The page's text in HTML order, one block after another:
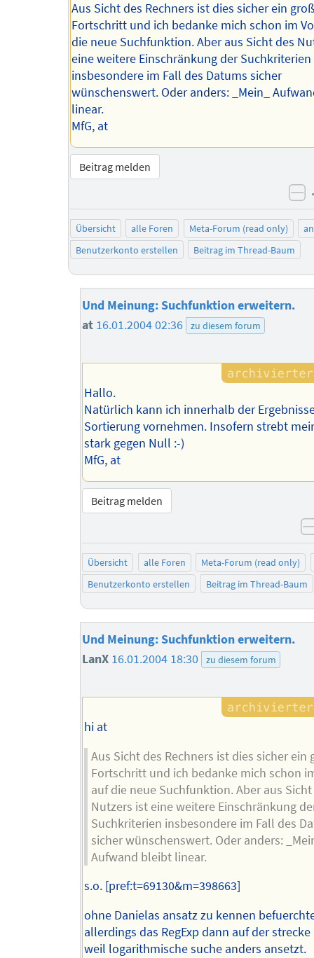
Aus Sicht des Rechners ist dies sicher ein
Fortschritt und ich bedanke mich schon im
die neue Suchfunktion. Aber aus Sicht des
eine weitere Einschränkung der Suchkriterien
insbesondere im Fall des Datums sicher
wünschenswert. Oder anders: _Mein_
linear.
MfG, at
Beitrag melden
Übersicht alle Foren Meta-Forum (read only)
Benutzerkonto erstellen
Beitrag im Thread-Baum
Und Meinung: Suchfunktion erweitern.
at 16.01.2004 02:36 zu diesem forum
Hallo.
Natürlich kann ich innerhalb der
Sortierung vornehmen. Insofern strebt
stark gegen Null :-)
MfG, at
Beitrag melden
Übersicht alle Foren
Meta-Forum (read only)
Benutzerkonto erstellen
Beitrag im Thread-Baum
Und Meinung: Suchfunktion erweitern.
LanX 16.01.2004 18:30 zu diesem forum
hi at
Aus Sicht des Rechners ist dies sicher ein
Fortschritt und ich bedanke mich schon
auf die neue Suchfunktion. Aber aus Sicht
Nutzers ist eine weitere Einschränkung
Suchkriterien insbesondere im Fall des
sicher wünschenswert. Oder anders:
Aufwand bleibt linear.
s.o. [pref:t=69130&m=398663]
ohne Danielas ansatz zu kennen
allerdings das RegExp dann auf der
weil logarithmische suche anders ansetzt.